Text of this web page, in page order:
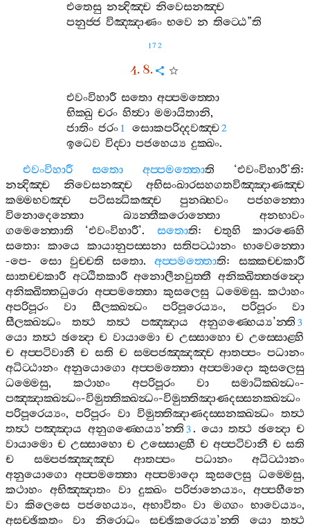
එතෙසු නන්‍දිඤ‍්ච නිවෙසනඤ‍්ච
පනුජ‍්ජ විඤ‍්ඤාණං භවෙ න තිට‍්ඨෙ”ති
172
4. 8.
එවංවිහාරී සතො අප‍්පමත‍්තො
භික‍්ඛු චරං හිත්‍වා මමායිතානි,
ජාතිං ජරං 1 සොකපරිද‍්දවඤ‍්ච2
ඉධෙව විද‍්වා පජහෙය්‍ය දුක‍්ඛං.
එවංවිහාරී
සතො අප‍්පමත‍්තොති ‘එවංවිහාරී’ති:
නන්‍දිඤ‍්ච
නිවෙසනඤ‍්ච
අභිසංඛාරසහගතවිඤ‍්ඤාණඤ‍්ච
කම‍්මභවඤ‍්ච
පටිසන්‍ධිකඤ‍්ච පුනබ‍්භවං
පජහන‍්තො
විනොදෙන‍්තො
බ්‍යන‍්තීකරොන‍්තො
අනභාවං
ගමෙන‍්තොති ‘එවංවිහාරී’. සතොති: චතුහි
කාරණෙහි
සතො:කායෙ කායානුපස‍්සනා සතිපට‍්ඨානං භාවෙන‍්තො
-පෙ- සො වුච‍්චති සතො. අප‍්පමත‍්තොති: සක‍්කච‍්චකාරී
සාතච‍්චකාරී අට‍්ඨිතකාරී අනොලීනවුත‍්තී අනික‍්ඛිත‍්තඡන්‍දො
අනික‍්ඛිත‍්තධුරො අප‍්පමත‍්තො කුසලෙසු ධම‍්මෙසු. කථාහං
අපරිපූරං
වා සීලක‍්ඛන්‍ධං පරිපූරෙය්‍යං, පරිපූරං
වා
සීලක‍්ඛන්‍ධං
තත්‍ථ තත්‍ථ පඤ‍්ඤාය අනුගණ‍්හෙය්‍ය’න‍්ති 3
යො තත්‍ථ ඡන්‍දො ච වායාමො ච උස‍්සාහො ච උස‍්සොළ‍්හි
ච අප‍්පටිවානී ච සති ච සම‍්පජඤ‍්ඤඤ‍්ච ආතප‍්පං පධානං
අධිට‍්ඨානං අනුයොගො අප‍්පමත‍්තො අප‍්පමාදො කුසලෙසු
ධම‍්මෙසු, කථාහං අපරිපූරං වා සමාධික‍්ඛන්‍ධං-
පඤ‍්ඤාක‍්ඛන්‍ධං-විමුත‍්තික‍්ඛන්‍ධං-විමුත‍්තිඤාණදස‍්සනක‍්ඛන්‍ධං
පරිපූරෙය්‍යං, පරිපූරං වා විමුත‍්තිඤාණදස‍්සනක‍්ඛන්‍ධං තත්‍ථ
තත්‍ථ පඤ‍්ඤාය අනුගණ‍්හෙය්‍ය’න‍්ති 3.යො තත්‍ථ ඡන්‍දො ච
වායාමො ච උස‍්සාහො ච උස‍්සොළ‍්හී ච අප‍්පටිවානී ච සති
ච
සම‍්පජඤ‍්ඤඤ‍්ච ආතප‍්පං පධානං
අධිට‍්ඨානං
අනුයොගො අප‍්පමත‍්තො අප‍්පමාදො කුසලෙසු ධම‍්මෙසු,
කථාහං අභිඤ‍්ඤාතං වා දුක‍්ඛං පරිජානෙය්‍යං, අප‍්පහීනෙ
වා කිලෙසෙ පජහෙය්‍යං,අභාවිතං වා මග‍්ගං භාවෙය්‍යං,
අසච‍්ඡිකතං
වා නිරොධං සච‍්ඡිකරෙය්‍ය’න‍්ති යො
තත්‍ථ